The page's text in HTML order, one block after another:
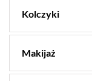
Kolczyki
Makijaż